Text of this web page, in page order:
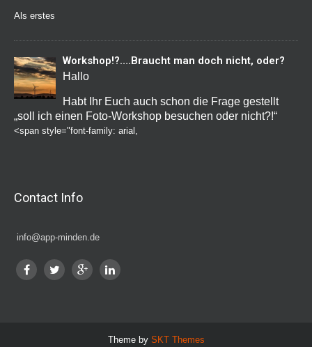
Als erstes
Workshop!?….Braucht man doch nicht, oder?
Hallo
Habt Ihr Euch auch schon die Frage gestellt
„soll ich einen Foto-Workshop besuchen oder nicht?!“
<span style="font-family: arial,
Contact Info
info@app-minden.de
Theme by SKT Themes